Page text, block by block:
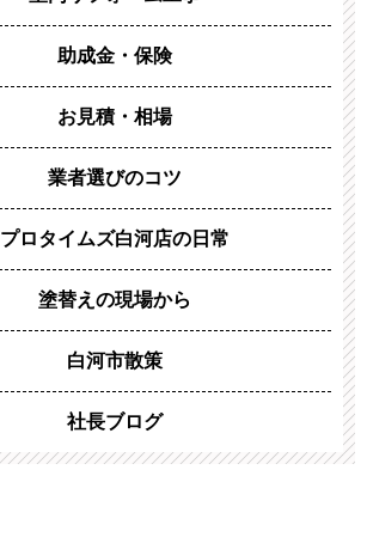
助成金・保険
お見積・相場
業者選びのコツ
プロタイムズ白河店の日常
塗替えの現場から
白河市散策
社長ブログ